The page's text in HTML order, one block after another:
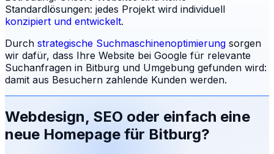
Standardlösungen: jedes Projekt wird individuell
konzipiert und entwickelt.
Durch strategische Suchmaschinenoptimierung sorgen
wir dafür, dass Ihre Website bei Google für relevante
Suchanfragen in Bitburg und Umgebung gefunden wird:
damit aus Besuchern zahlende Kunden werden.
Webdesign, SEO oder einfach eine
neue Homepage für Bitburg?